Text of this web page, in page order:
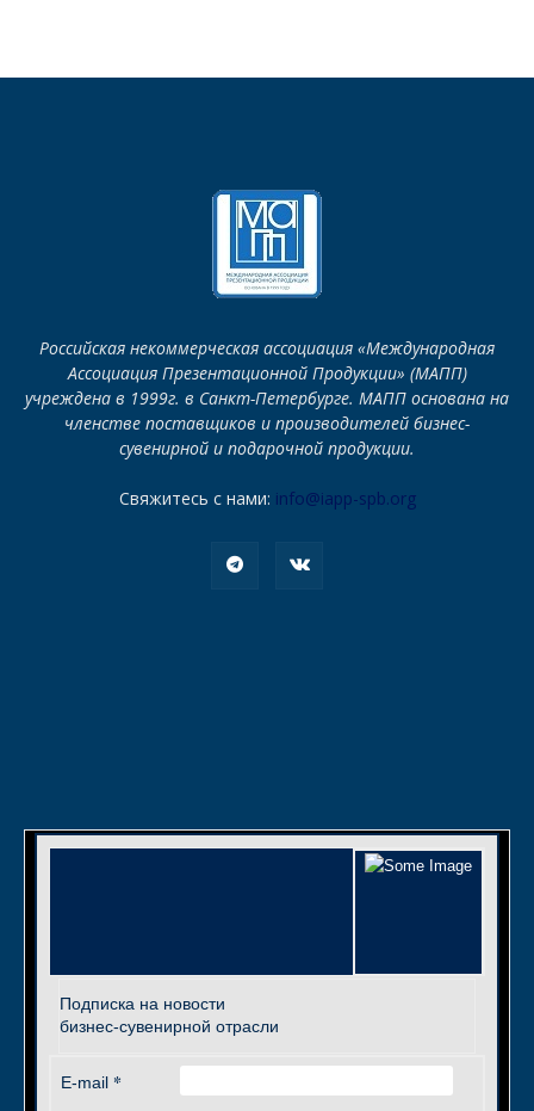
Российская некоммерческая ассоциация «Международная
Ассоциация Презентационной Продукции» (МАПП)
учреждена в 1999г. в Санкт-Петербурге. МАПП основана на
членстве поставщиков и производителей бизнес-
сувенирной и подарочной продукции.
Свяжитесь с нами: info@iapp-spb.org
Подписка на новости
бизнес-сувенирной отрасли
E-mail *